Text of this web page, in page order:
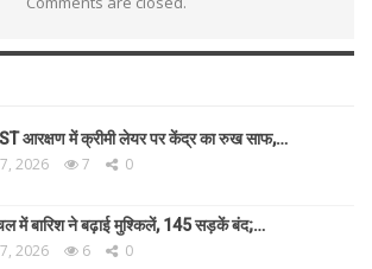
आरक्षण में क्रीमी लेयर पर केंद्र का रुख साफ,…
2026 7 0
में बारिश ने बढ़ाई मुश्किलें, 145 सड़कें बंद;…
2026 6 0